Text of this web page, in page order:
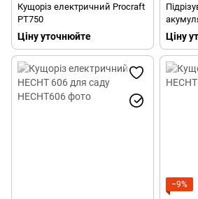
Кущоріз електричний Procraft
PT750
Ціну уточнюйте
PGH1300
Ціну
−9%